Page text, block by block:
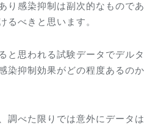
り感染抑制は副次的なものであ
るべきと思います。
と思われる試験データでデルタ
染抑制効果がどの程度あるのか
調べた限りでは意外にデータは